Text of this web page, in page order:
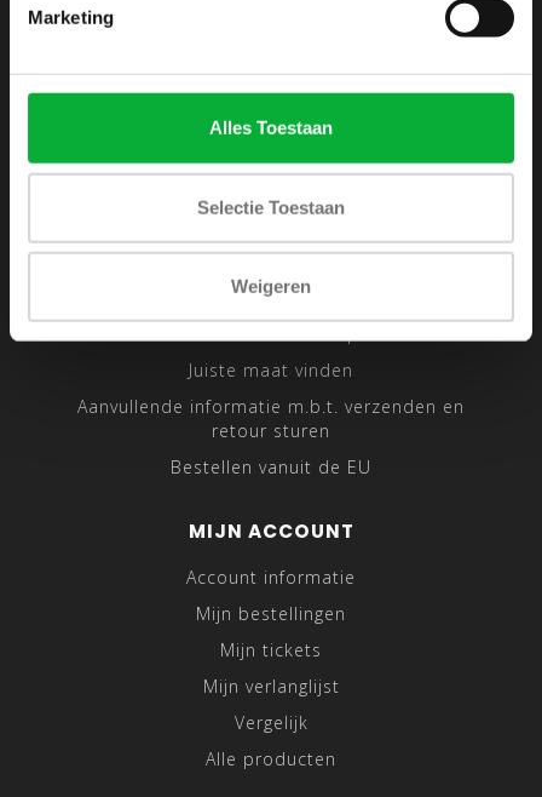
Marketing
Alles Toestaan
Selectie Toestaan
Weigeren
Disclaimer
Privacy Policy
Sitemap
Traveling Tailor
Juiste maat vinden
Aanvullende informatie m.b.t. verzenden en
retour sturen
Bestellen vanuit de EU
MIJN ACCOUNT
Account informatie
Mijn bestellingen
Mijn tickets
Mijn verlanglijst
Vergelijk
Alle producten